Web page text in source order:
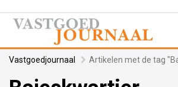
Vastgoedjournaal Artikelen met de tag